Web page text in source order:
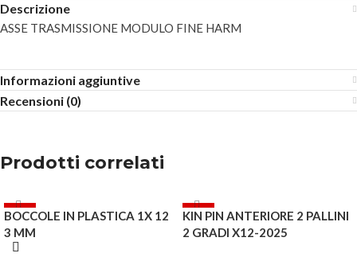
Descrizione
ASSE TRASMISSIONE MODULO FINE HARM
Informazioni aggiuntive
Recensioni (0)
Prodotti correlati
-5%
BOCCOLE IN PLASTICA 1X 12
3 MM
-5%
ESAURITO
KIN PIN ANTERIORE 2 PALLINI
2 GRADI X12-2025